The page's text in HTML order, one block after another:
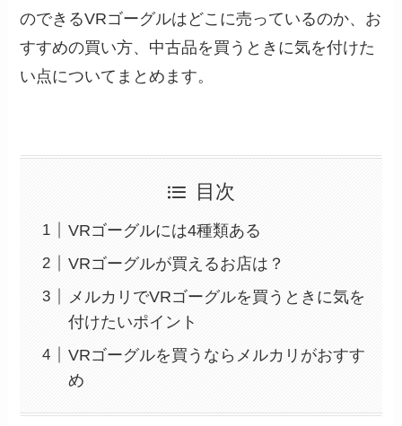
のできるVRゴーグルはどこに売っているのか、お
すすめの買い方、中古品を買うときに気を付けた
い点についてまとめます。
目次
VRゴーグルには4種類ある
VRゴーグルが買えるお店は？
メルカリでVRゴーグルを買うときに気を
付けたいポイント
VRゴーグルを買うならメルカリがおすす
め